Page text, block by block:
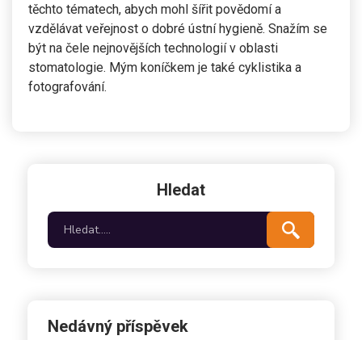
těchto tématech, abych mohl šířit povědomí a
vzdělávat veřejnost o dobré ústní hygieně. Snažím se
být na čele nejnovějších technologií v oblasti
stomatologie. Mým koníčkem je také cyklistika a
fotografování.
Hledat
Nedávný příspěvek